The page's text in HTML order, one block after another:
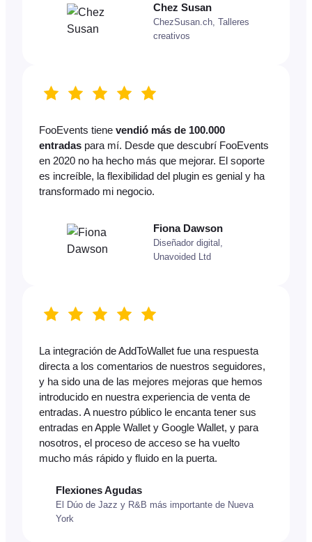
Chez Susan
ChezSusan.ch, Talleres
creativos
FooEvents tiene vendió más de 100.000
entradas para mí. Desde que descubrí FooEvents
en 2020 no ha hecho más que mejorar. El soporte
es increíble, la flexibilidad del plugin es genial y ha
transformado mi negocio.
Fiona Dawson
Diseñador digital,
Unavoided Ltd
La integración de AddToWallet fue una respuesta
directa a los comentarios de nuestros seguidores,
y ha sido una de las mejores mejoras que hemos
introducido en nuestra experiencia de venta de
entradas. A nuestro público le encanta tener sus
entradas en Apple Wallet y Google Wallet, y para
nosotros, el proceso de acceso se ha vuelto
mucho más rápido y fluido en la puerta.
Flexiones Agudas
El Dúo de Jazz y R&B más importante de Nueva
York